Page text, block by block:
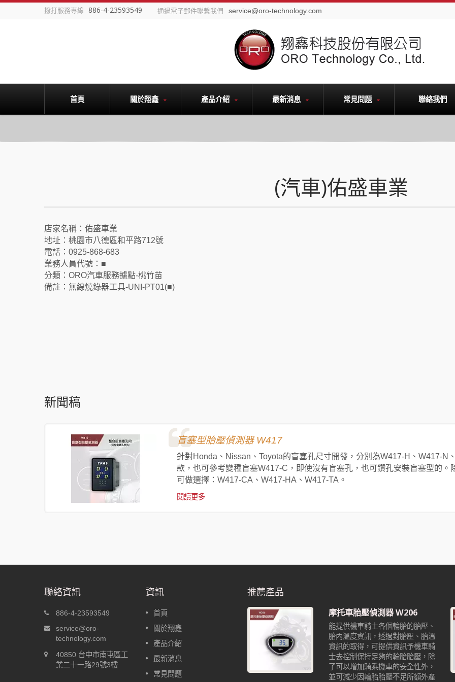
撥打服務專線 886-4-23593549 通過電子郵件聯繫我們 service@oro-technology.com
首頁 關於翔鑫 產品介紹 最新消息 常見問題 聯絡我們
(汽車)佑盛車業
店家名稱：佑盛車業
地址：桃園市八德區和平路712號
電話：0925-868-683
業務人員代號：■
分類：ORO汽車服務據點-桃竹苗
備註：無線燒錄器工具-UNI-PT01(■)
新聞稿
盲塞型胎壓偵測器 W417
針對Honda、Nissan、Toyota的盲塞孔尺寸開發，分別為W417-H、W417-N
款，也可參考變種盲塞W417-C，即使沒有盲塞孔，也可鑽孔安裝盲塞型的
可做選擇：W417-CA、W417-HA、W417-TA。
閱讀更多
聯絡資訊
886-4-23593549
service@oro-
technology.com
40850 台中市南屯區工
業二十一路29號3樓
資訊
首頁
關於翔鑫
產品介紹
最新消息
常見問題
推薦產品
盲塞型胎壓偵測器 W417
針對Honda、Nissan、Toyota的
H、W417-N、W417-T，可以嵌
入盲塞孔中；其他廠牌的車款，也
有盲塞孔，也可鑽孔安裝盲塞型
摩托車胎壓偵測器 W206
能提供機車騎士各個輪胎的胎壓、
胎內溫度資訊，透過對胎壓、胎溫
資訊的取得，可提供資訊予機車騎
士去控制保持足夠的輪胎胎壓，除
了可以增加騎乘機車的安全性外，
並可減少因輪胎胎壓不足所額外產